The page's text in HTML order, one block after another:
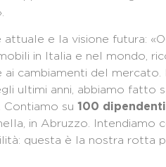
e la visione futura:
in Italia e nel mondo,
cambiamenti del mercato.
ultimi anni, abbiamo fatto
su 100 dipendenti
in Abruzzo. Intendiamo
questa è la nostra rotta